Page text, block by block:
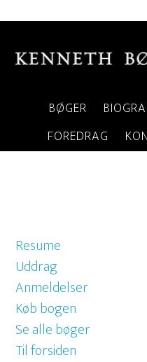
BØGER
FOREDRAG
Resume
Uddrag
Anmeldelser
Køb bogen
Se alle bøger
Til forsiden